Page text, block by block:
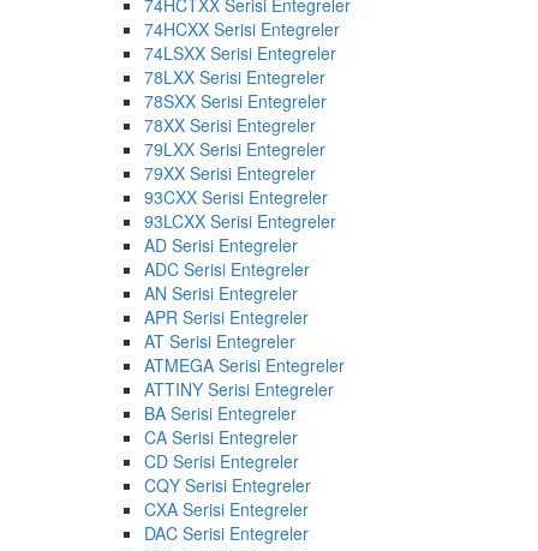
74HCTXX Serisi Entegreler
74HCXX Serisi Entegreler
74LSXX Serisi Entegreler
78LXX Serisi Entegreler
78SXX Serisi Entegreler
78XX Serisi Entegreler
79LXX Serisi Entegreler
79XX Serisi Entegreler
93CXX Serisi Entegreler
93LCXX Serisi Entegreler
AD Serisi Entegreler
ADC Serisi Entegreler
AN Serisi Entegreler
APR Serisi Entegreler
AT Serisi Entegreler
ATMEGA Serisi Entegreler
ATTINY Serisi Entegreler
BA Serisi Entegreler
CA Serisi Entegreler
CD Serisi Entegreler
CQY Serisi Entegreler
CXA Serisi Entegreler
DAC Serisi Entegreler